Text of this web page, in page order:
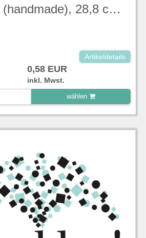
Coupe Teller (handmade), 28,8 cm, Evolve, Peppercorn Grey Stonecast - Churchill
Artikeldetails
0,58 EUR
inkl. Mwst.
wählen
hinzugefügt.